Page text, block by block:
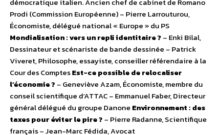
Prodi (Commission Européenne) – Pierre Larrouturou,
Économiste, délégué national « Europe » du PS
Mondialisation : vers un repli identitaire ? – Enki Bilal,
Dessinateur et scénariste de bande dessinée – Patrick
Viveret, Philosophe, essayiste, conseiller référendaire à la
Cour des ComptesEst-ce possible de relocaliser
l’économie ? – Geneviève Azam, Économiste, membre du
conseil scientifique d’ATTAC – Emmanuel Faber, Directeur
général délégué du groupe Danone Environnement : des
taxes pour éviter le pire ? – Pierre Radanne, Scientifique
français – Jean-Marc Fédida, Avocat